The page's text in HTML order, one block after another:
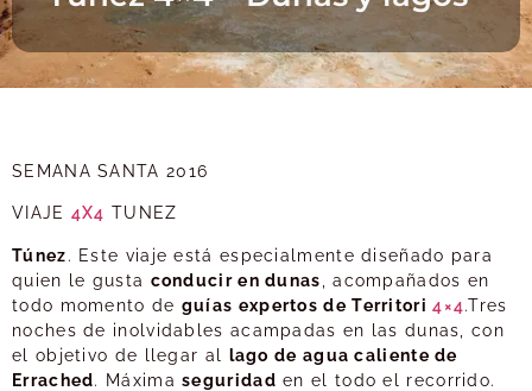
SEMANA SANTA 2016
VIAJE 4X4 TUNEZ
Túnez. Este viaje está especialmente diseñado para
quien le gusta conducir en dunas
, acompañados en
todo momento de guías expertos de Territori4×4.Tres
noches de inolvidables acampadas en las dunas, con
el objetivo de llegar al
lago de agua caliente de
Errached. Máximaseguridad en el todo el recorrido.